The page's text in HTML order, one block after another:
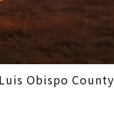
Luis Obispo